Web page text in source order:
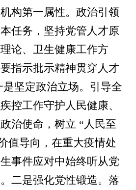
构第一属性。政治引领
任务，坚持党管人才原
论、卫生健康工作方
指示批示精神贯穿人才
坚定政治立场。引导全
控工作守护人民健康、
治使命，树立 “人民至
值导向，在重大疫情处
事件应对中始终听从党
二是强化党性锻造。落